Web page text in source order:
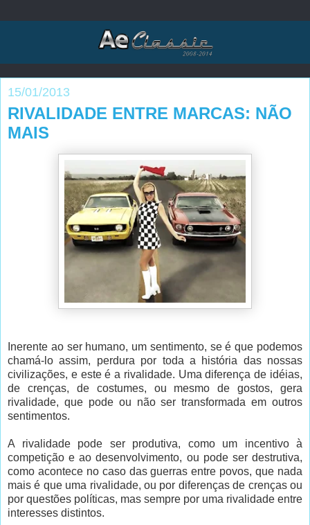
15/01/2013
RIVALIDADE ENTRE MARCAS: NÃO
MAIS
Inerente ao ser humano, um sentimento, se é que podemos
chamá-lo assim, perdura por toda a história das nossas
civilizações, e este é a rivalidade. Uma diferença de idéias,
de crenças, de costumes, ou mesmo de gostos, gera
rivalidade, que pode ou não ser transformada em outros
sentimentos.
A rivalidade pode ser produtiva, como um incentivo à
competição e ao desenvolvimento, ou pode ser destrutiva,
como acontece no caso das guerras entre povos, que nada
mais é que uma rivalidade, ou por diferenças de crenças ou
por questões políticas, mas sempre por uma rivalidade entre
interesses distintos.